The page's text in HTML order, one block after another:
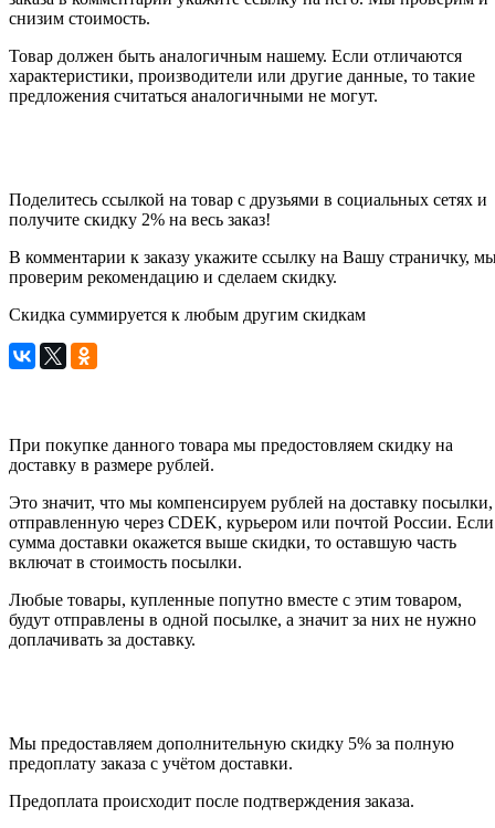
снизим стоимость.
Товар должен быть аналогичным нашему. Если отличаются
характеристики, производители или другие данные, то такие
предложения считаться аналогичными не могут.
Поделитесь ссылкой на товар с друзьями в социальных сетях и
получите скидку 2% на весь заказ!
В комментарии к заказу укажите ссылку на Вашу страничку,
проверим рекомендацию и сделаем скидку.
Скидка суммируется к любым другим скидкам
При покупке данного товара мы предостовляем скидку на
доставку в размере рублей.
Это значит, что мы компенсируем рублей на доставку посылки,
отправленную через CDEK, курьером или почтой России. Если
сумма доставки окажется выше скидки, то оставшую часть
включат в стоимость посылки.
Любые товары, купленные попутно вместе с этим товаром,
будут отправлены в одной посылке, а значит за них не нужно
доплачивать за доставку.
Мы предоставляем дополнительную скидку 5% за полную
предоплату заказа с учётом доставки.
Предоплата происходит после подтверждения заказа.